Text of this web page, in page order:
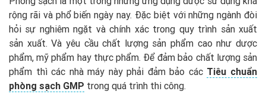
rộng rãi và phổ biến ngày nay. Đặc biệt với những ngành đòi
hỏi sự nghiêm ngặt và chính xác trong quy trình sản xuất
sản xuất. Và yêu cầu chất lượng sản phẩm cao như dược
phẩm, mỹ phẩm hay thực phẩm. Để đảm bảo chất lượng sản
phẩm thì các nhà máy này phải đảm bảo các Tiêu chuẩn
phòng sạch GMP trong quá trình thi công.